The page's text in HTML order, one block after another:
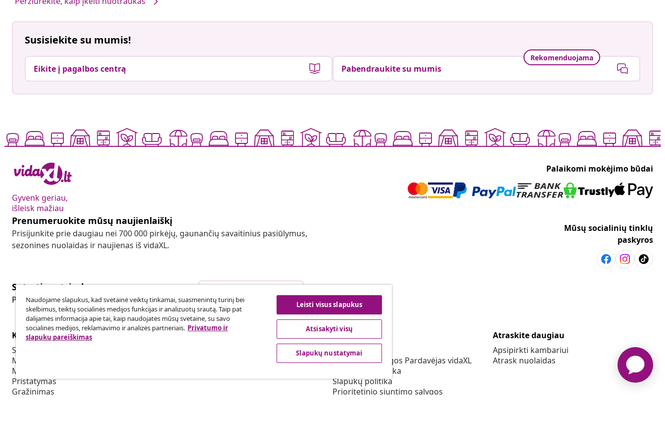
Susisiekite su mumis!
Eikite į pagalbos centrą
Rekomenduojama
Pabendraukite su mumis
Gyvenk geriau,
išleisk mažiau
Palaikomi mokėjimo būdai
Prenumeruokite mūsų naujienlaiškį
Prisijunkite prie daugiau nei 700 000 pirkėjų, gaunančių savaitinius pasiūlymus,
sezonines nuolaidas ir naujienas iš vidaXL.
Mūsų socialinių tinklų
paskyros
Sutarties atsisakymas
Pateikite prašymą atsisakyti užsakymo.
Sutarties atsisakymas
Klientų aptarnavimas
Sekti savo užsakymą
Mano paskyra
Mokėjimas
Pristatymas
Grąžinimas
vidaXL
Apie vidaXL
Terminai ir sąlygos Pardavėjas vidaXL
Privatumo politika
Slapukų politika
Prioritetinio siuntimo sąlygos
Atraskite daugiau
Apsipirkti kambariui
Atrask nuolaidas
Naudojame slapukus, kad svetainė veiktų tinkamai, suasmenintų turinį bei
skelbimus, teiktų socialinės medijos funkcijas ir analizuotų srautą. Taip pat
dalijamės informacija apie tai, kaip naudojatės mūsų svetaine, su savo
socialinės medijos, reklamavimo ir analizės partneriais. Privatumo ir
slapukų pareiškimas
Leisti visus slapukus
Atsisakyti visų
Slapukų nustatymai